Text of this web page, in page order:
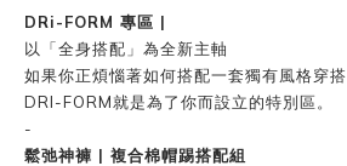
DRi-FORM 專區 |
以「全身搭配」為全新主軸
如果你正煩惱著如何搭配一套獨有風格穿搭
DRI-FORM就是為了你而設立的特別區。
-
鬆弛神褲 | 複合棉帽踢搭配組